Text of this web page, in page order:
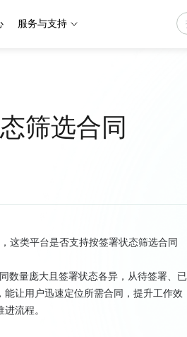
服务与支持
筛选合同
这类平台是否支持按签署状态筛选合同
数量庞大且签署状态各异，从待签署、已
让用户迅速定位所需合同，提升工作效
流程。